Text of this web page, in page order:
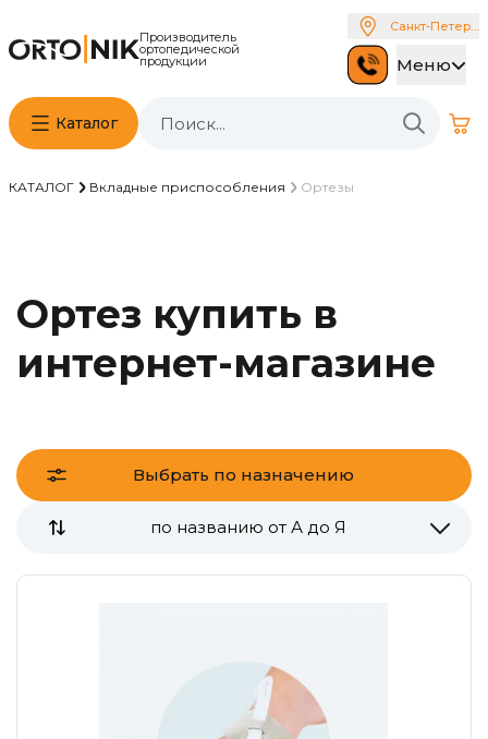
Производитель
ортопедической
продукции
Санкт-
Меню
Каталог
КАТАЛОГ Вкладные приспособления Ортезы
Ортез купить в
интернет-магазине
Выбрать по назначению
по названию от А до Я